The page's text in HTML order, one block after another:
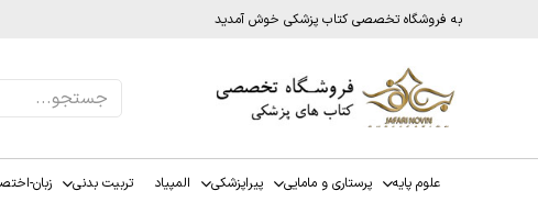
به فروشگاه تخصصی کتاب پزشکی خوش آمدید
علوم پایه پرستاری و مامایی پیراپزشکی المپیاد تربیت بدنی زبان-